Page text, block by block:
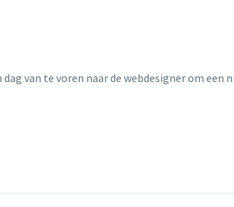
van te voren naar de webdesigner om een